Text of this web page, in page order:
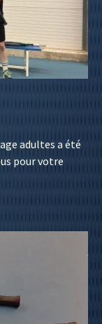
adultes a été
pour votre